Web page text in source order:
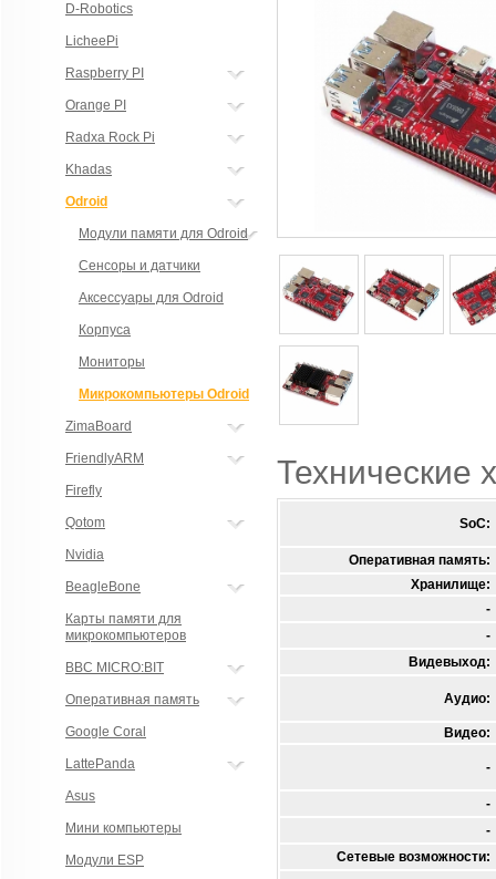
D-Robotics
LicheePi
Raspberry PI
Orange PI
Radxa Rock Pi
Khadas
Odroid
Модули памяти для Odroid
Сенсоры и датчики
Аксессуары для Odroid
Корпуса
Мониторы
Микрокомпьютеры Odroid
ZimaBoard
FriendlyARM
Firefly
Qotom
Nvidia
BeagleBone
Карты памяти для
микрокомпьютеров
BBC MICRO:BIT
Оперативная память
Google Coral
LattePanda
Asus
Мини компьютеры
Модули ESP
Технические
SoC:
Оперативная память:
Хранилище:
-
-
Видевыход:
Аудио:
Видео:
-
-
-
Сетевые возможности: